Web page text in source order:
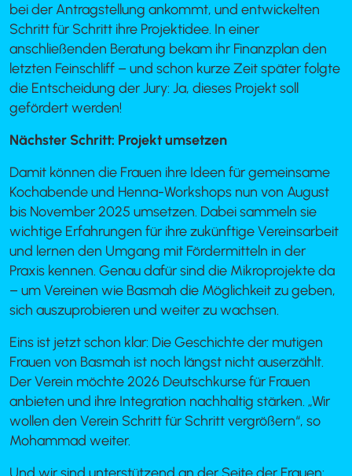
bei der Antragstellung ankommt, und entwickelten
Schritt für Schritt ihre Projektidee. In einer
anschließenden Beratung bekam ihr Finanzplan den
letzten Feinschliff – und schon kurze Zeit später folgte
die Entscheidung der Jury: Ja, dieses Projekt soll
gefördert werden!
Nächster Schritt: Projekt umsetzen
Damit können die Frauen ihre Ideen für gemeinsame
Kochabende und Henna-Workshops nun von August
bis November 2025 umsetzen. Dabei sammeln sie
wichtige Erfahrungen für ihre zukünftige Vereinsarbeit
und lernen den Umgang mit Fördermitteln in der
Praxis kennen. Genau dafür sind die Mikroprojekte da
– um Vereinen wie Basmah die Möglichkeit zu geben,
sich auszuprobieren und weiter zu wachsen.
Eins ist jetzt schon klar: Die Geschichte der mutigen
Frauen von Basmah ist noch längst nicht auserzählt.
Der Verein möchte 2026 Deutschkurse für Frauen
anbieten und ihre Integration nachhaltig stärken. „Wir
wollen den Verein Schritt für Schritt vergrößern“, so
Mohammad weiter.